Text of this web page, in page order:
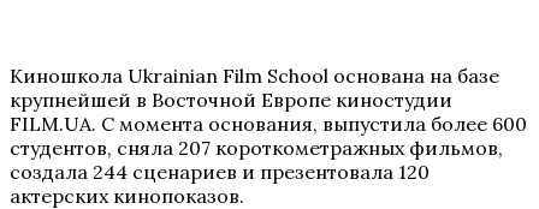
Киношкола Ukrainian Film School основана на базе
крупнейшей в Восточной Европе киностудии
FILM.UA. С момента основания, выпустила более 600
студентов, сняла 207 короткометражных фильмов,
создала 244 сценариев и презентовала 120
актерских кинопоказов.